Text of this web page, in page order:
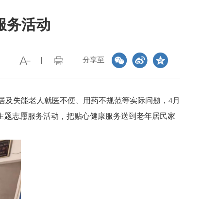
务活动
分享至
失能老人就医不便、用药不规范等实际问题，4月
题志愿服务活动，把贴心健康服务送到老年居民家